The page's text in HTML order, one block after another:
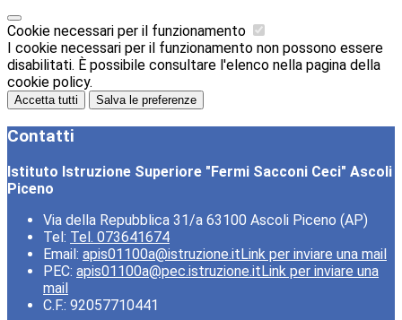
Cookie necessari per il funzionamento
I cookie necessari per il funzionamento non possono essere
disabilitati. È possibile consultare l'elenco nella pagina della
cookie policy.
Accetta tutti Salva le preferenze
Contatti
Istituto Istruzione Superiore "Fermi Sacconi Ceci" Ascoli
Piceno
Via della Repubblica 31/a 63100 Ascoli Piceno (AP)
Tel: Tel. 073641674
Email: apis01100a@istruzione.itLink per inviare una mail
PEC: apis01100a@pec.istruzione.itLink per inviare una
mail
C.F.: 92057710441